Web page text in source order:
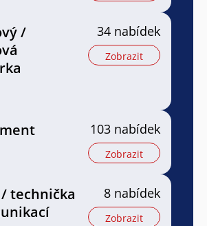
/
34 nabídek
Zobrazit
103 nabídek
Zobrazit
technička
8 nabídek
Zobrazit